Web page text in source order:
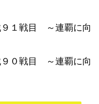
１戦目 ～連覇に向
０戦目 ～連覇に向